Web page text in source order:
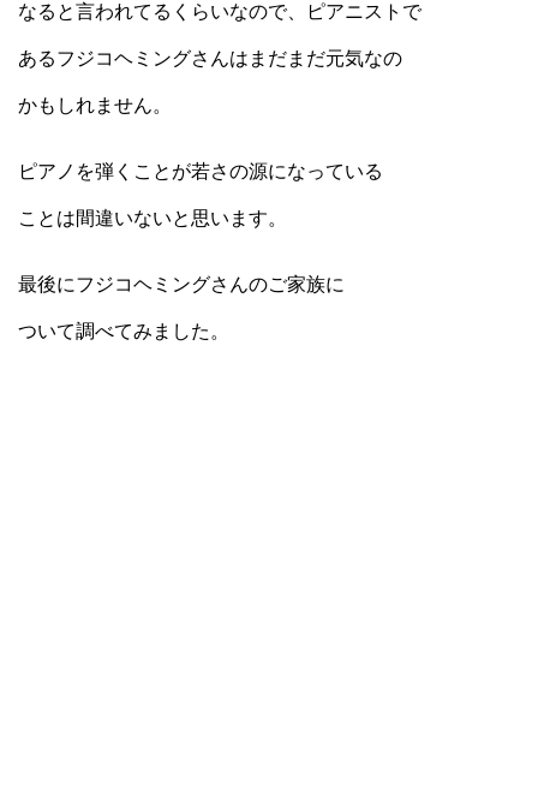
なると言われてるくらいなので、ピアニストで
あるフジコヘミングさんはまだまだ元気なの
かもしれません。
ピアノを弾くことが若さの源になっている
ことは間違いないと思います。
最後にフジコヘミングさんのご家族に
ついて調べてみました。